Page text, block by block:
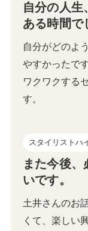
自分の人生
ある時間で
自分がどのよ
やすかったで
ワクワクする
す。
スタイリストハ
また今後
いです。
土井さんのお
くて、楽しい